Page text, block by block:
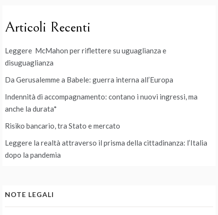
Articoli Recenti
Leggere McMahon per riflettere su uguaglianza e
disuguaglianza
Da Gerusalemme a Babele: guerra interna all’Europa
Indennità di accompagnamento: contano i nuovi ingressi, ma
anche la durata*
Risiko bancario, tra Stato e mercato
Leggere la realtà attraverso il prisma della cittadinanza: l’Italia
dopo la pandemia
NOTE LEGALI